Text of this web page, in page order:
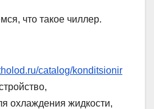
что такое чиллер.
catalog/konditsionir
охлаждения жидкости,